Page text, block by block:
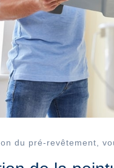
du pré-revêtement,